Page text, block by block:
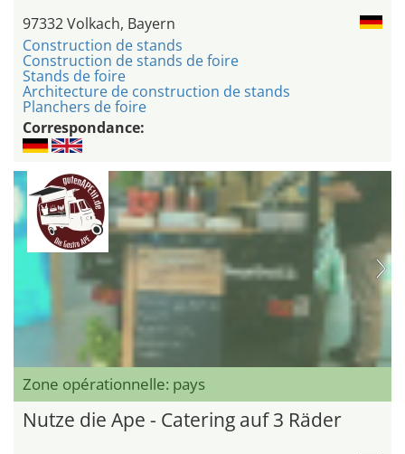
97332 Volkach, Bayern
Construction de stands
Construction de stands de foire
Stands de foire
Architecture de construction de stands
Planchers de foire
Correspondance:
Zone opérationnelle: pays
Nutze die Ape - Catering auf 3 Räder